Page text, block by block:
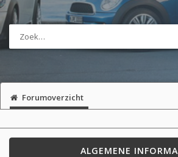
Forumoverzicht
ALGEMENE